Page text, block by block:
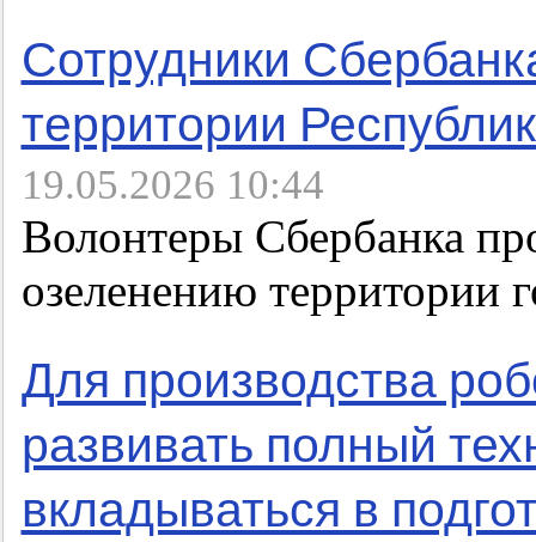
Сотрудники
территории
19.05.2026 10:44
Волонтеры Сбербанка
озеленению территории
Для производства
развивать полный
вкладываться в